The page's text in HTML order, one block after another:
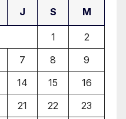
J S M
1
2
7 8
9
14 15
16
21 22
23